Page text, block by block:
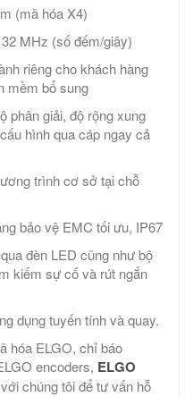
(mã hóa X4)
MHz (số đếm/giây)
riêng cho khách hàng
mềm bổ sung
phân giải, độ rộng xung
hình qua cáp ngay cả
trình cơ sở tại chỗ
bảo vệ EMC tối ưu, IP67
đèn LED cũng như bộ
kiếm sự cố và rút ngắn
dụng tuyến tính và quay.
hóa ELGO, chỉ báo
encoders, ELGO
chúng tôi để tư vấn hỗ